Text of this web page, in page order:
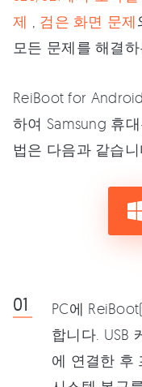
제
검은 화면 문제
모든 문제를 해결
ReiBoot for
하여 Samsung 휴
법은 다음과 같습니
PC에
합니다. USB
에 연결한 후